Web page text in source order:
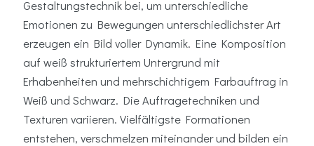
Gestaltungstechnik bei, um unterschiedliche
Emotionen zu Bewegungen unterschiedlichster Art
erzeugen ein Bild voller Dynamik. Eine Komposition
auf weiß strukturiertem Untergrund mit
Erhabenheiten und mehrschichtigem Farbauftrag in
Weiß und Schwarz. Die Auftragetechniken und
Texturen variieren. Vielfältigste Formationen
entstehen, verschmelzen miteinander und bilden ein